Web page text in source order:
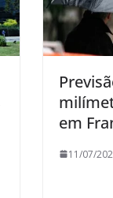
em
11/07/